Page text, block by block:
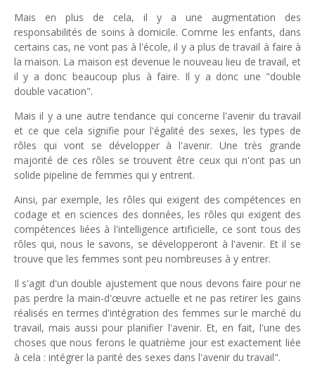
Mais en plus de cela, il y a une augmentation des
responsabilités de soins à domicile. Comme les enfants, dans
certains cas, ne vont pas à l'école, il y a plus de travail à faire à
la maison. La maison est devenue le nouveau lieu de travail, et
il y a donc beaucoup plus à faire. Il y a donc une "double
double vacation".
Mais il y a une autre tendance qui concerne l'avenir du travail
et ce que cela signifie pour l'égalité des sexes, les types de
rôles qui vont se développer à l'avenir. Une très grande
majorité de ces rôles se trouvent être ceux qui n'ont pas un
solide pipeline de femmes qui y entrent.
Ainsi, par exemple, les rôles qui exigent des compétences en
codage et en sciences des données, les rôles qui exigent des
compétences liées à l'intelligence artificielle, ce sont tous des
rôles qui, nous le savons, se développeront à l'avenir. Et il se
trouve que les femmes sont peu nombreuses à y entrer.
Il s'agit d'un double ajustement que nous devons faire pour ne
pas perdre la main-d'œuvre actuelle et ne pas retirer les gains
réalisés en termes d'intégration des femmes sur le marché du
travail, mais aussi pour planifier l'avenir. Et, en fait, l'une des
choses que nous ferons le quatrième jour est exactement liée
à cela : intégrer la parité des sexes dans l'avenir du travail".